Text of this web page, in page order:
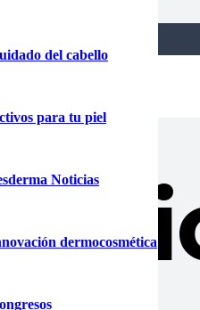
del cabello
para tu piel
Noticias
dermocosmética